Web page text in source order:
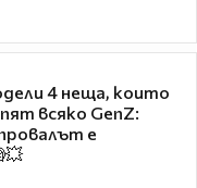
4 неща, които
всяко GenZ:
е